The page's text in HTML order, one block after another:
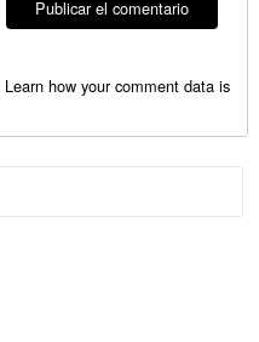
Learn how your comment data is